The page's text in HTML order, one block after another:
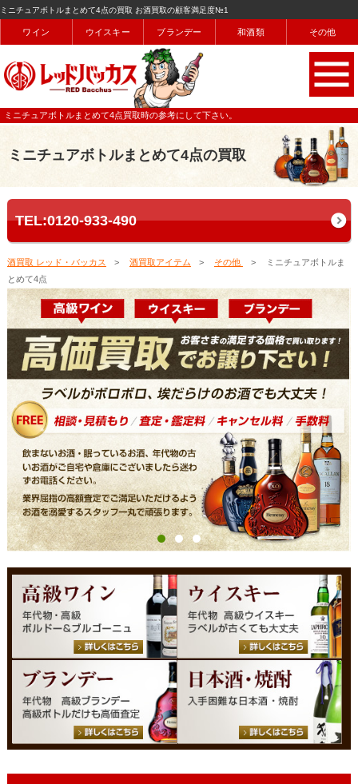
ミニチュアボトルまとめて4点の買取 お酒買取の顧客満足度№1
ワイン ウイスキー ブランデー 和酒類 その他
ミニチュアボトルまとめて4点買取時の参考にして下さい。
ミニチュアボトルまとめて4点の買取
TEL:0120-933-490
酒買取 レッド・バッカス 酒買取アイテム その他
ミニチュアボトルま
とめて4点